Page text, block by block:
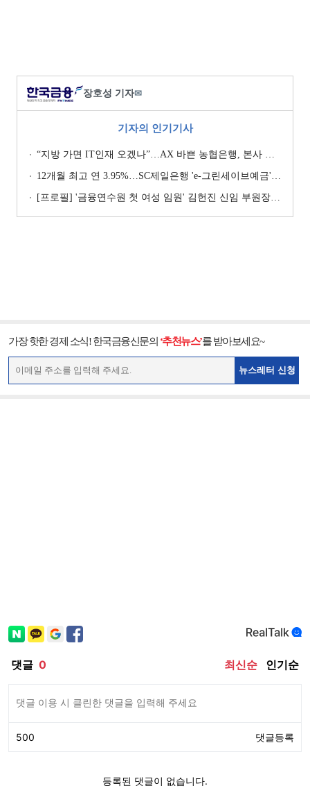
장호성 기자✉
기자의 인기기사
“지방 가면 IT인재 오겠나”…AX 바쁜 농협은행, 본사 이전설에 ‘긴장’ [막 오른 금융권 하투(夏鬪)]
12개월 최고 연 3.95%…SC제일은행 'e-그린세이브예금' [이주의 은행 예금금리-8월 1주]
[프로필] '금융연수원 첫 여성 임원' 김헌진 신임 부원장···교육·디지털·기획 '올라운더'
가장 핫한 경제 소식! 한국금융신문의 ‘추천뉴스’를 받아보세요~
뉴스레터 신청